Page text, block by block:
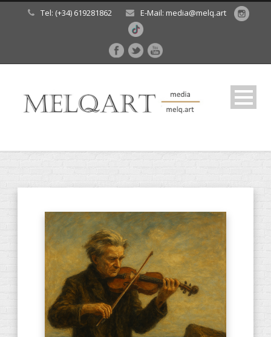
Tel: (+34) 619281862 E-Mail: media@melq.art